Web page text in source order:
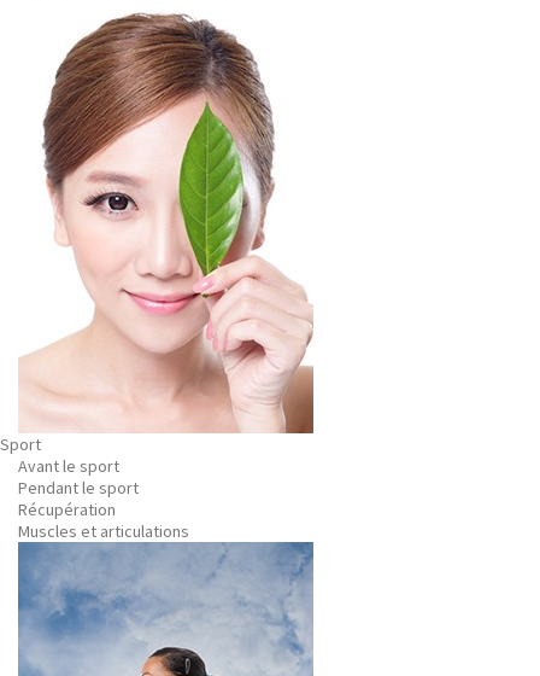
Sport
Avant le sport
Pendant le sport
Récupération
Muscles et articulations